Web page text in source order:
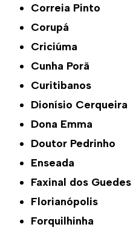
Correia Pinto
Corupá
Criciúma
Cunha Porã
Curitibanos
Dionísio Cerqueira
Dona Emma
Doutor Pedrinho
Enseada
Faxinal dos Guedes
Florianópolis
Forquilhinha